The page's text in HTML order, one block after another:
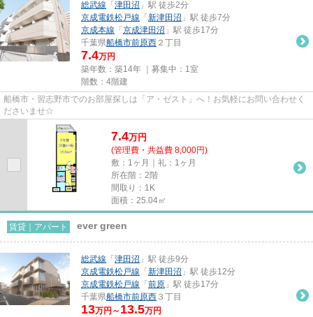
総武線 「 津田沼 」駅 徒歩2分
京成電鉄松戸線 「 新津田沼 」駅 徒歩7分
京成本線 「 京成津田沼 」駅 徒歩17分
千葉県船橋市前原西 ２丁目
7.4万円
築年数：築14年 ｜募集中： 1室
階数：4階建
船橋市・習志野市でのお部屋探しは「ア・ゼスト」へ！お気軽にお問い合わせく
ださいませ☆
7.4万円
(管理費・共益費 8,000円)
敷：1ヶ月｜礼：1ヶ月
所在階：2階
間取り：1K
面積：25.04㎡
賃貸｜アパート ever green
総武線 「 津田沼 」駅 徒歩9分
京成電鉄松戸線 「 新津田沼 」駅 徒歩12分
京成電鉄松戸線 「 前原 」駅 徒歩17分
千葉県船橋市前原西 ３丁目
13万円～ 13.5万円